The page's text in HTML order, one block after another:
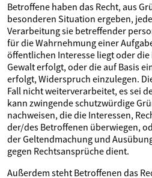
Betroffene haben das Recht, aus
besonderen Situation ergeben,
Verarbeitung sie betreffender
für die Wahrnehmung einer
öffentlichen Interesse liegt oder
Gewalt erfolgt, oder die auf Basis
erfolgt, Widerspruch einzulegen.
Fall nicht weiterverarbeitet, es sei
kann zwingende schutzwürdige
nachweisen, die die Interessen,
der/des Betroffenen überwiegen,
der Geltendmachung und
gegen Rechtsansprüche dient.
Außerdem steht Betroffenen das